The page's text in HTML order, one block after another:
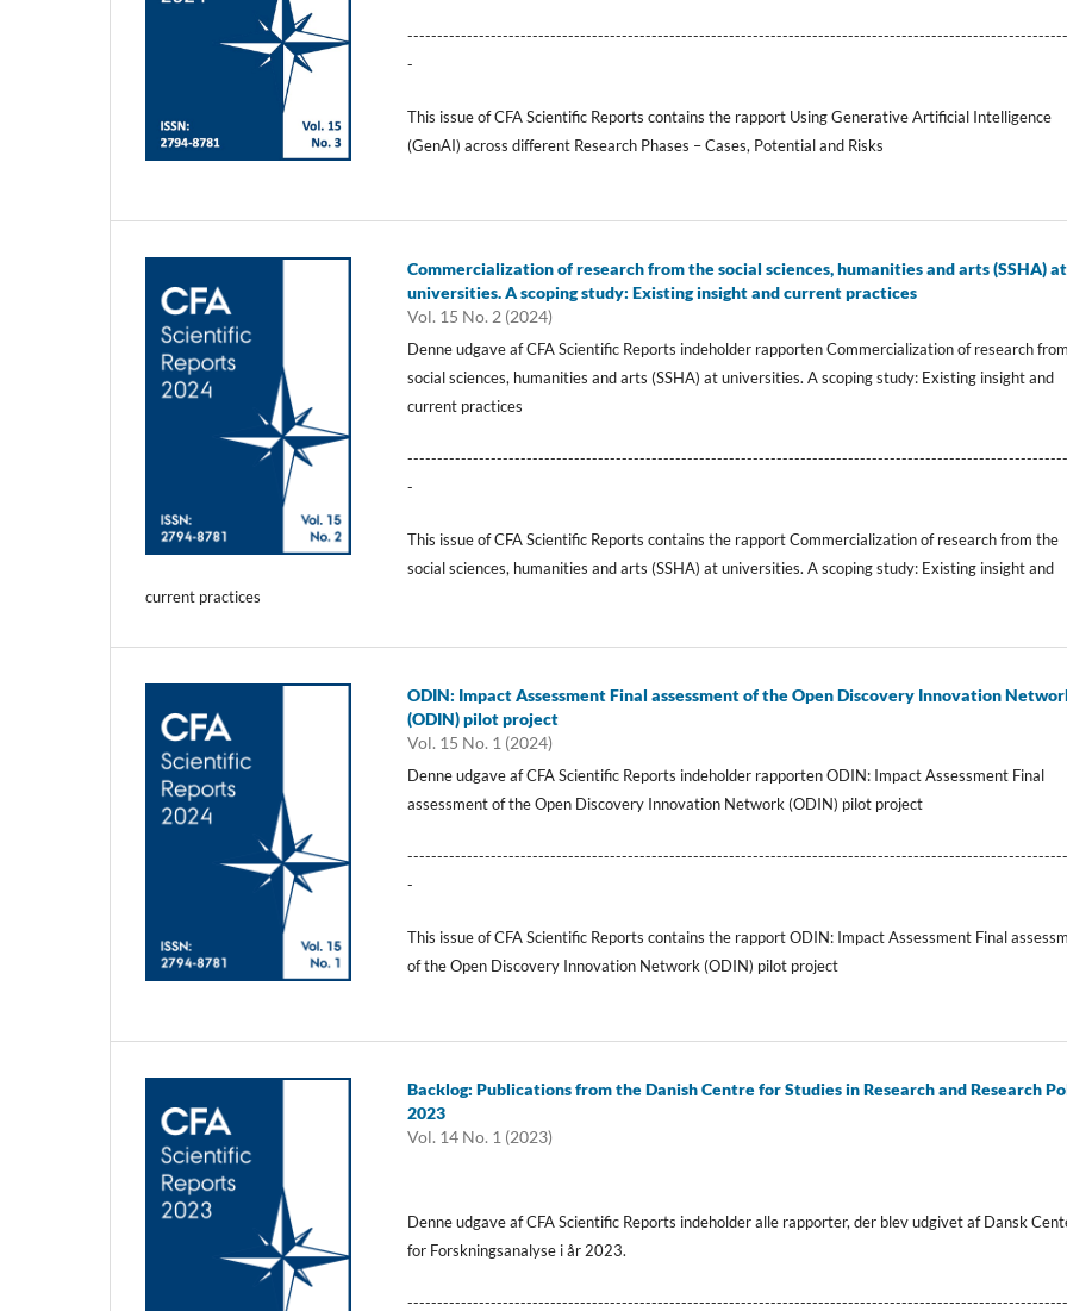
-
This issue of CFA Scientific Reports contains the rapport Using Generative Artificial Intelligence
(GenAI) across different Research Phases – Cases, Potential and Risks
Commercialization of research from the social sciences, humanities and arts (SSHA) at
universities. A scoping study: Existing insight and current practices
Vol. 15 No. 2 (2024)
Denne udgave af CFA Scientific Reports indeholder rapporten Commercialization of research
social sciences, humanities and arts (SSHA) at universities. A scoping study: Existing insight and
current practices
-
This issue of CFA Scientific Reports contains the rapport Commercialization of research from the
social sciences, humanities and arts (SSHA) at universities. A scoping study: Existing insight and
current practices
ODIN: Impact Assessment Final assessment of the Open Discovery Innovation
(ODIN) pilot project
Vol. 15 No. 1 (2024)
Denne udgave af CFA Scientific Reports indeholder rapporten ODIN: Impact Assessment Final
assessment of the Open Discovery Innovation Network (ODIN) pilot project
-
This issue of CFA Scientific Reports contains the rapport ODIN: Impact Assessment Final
of the Open Discovery Innovation Network (ODIN) pilot project
Backlog: Publications from the Danish Centre for Studies in Research and Research
2023
Vol. 14 No. 1 (2023)
Denne udgave af CFA Scientific Reports indeholder alle rapporter, der blev udgivet af Dansk
for Forskningsanalyse i år 2023.